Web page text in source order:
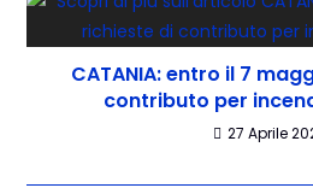
CATANIA: entro il 7
contributo per
27 Aprile